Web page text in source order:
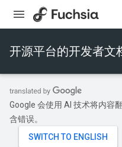
开源平台的开发者文
Google 会使用 AI 技术将内容
含错误。